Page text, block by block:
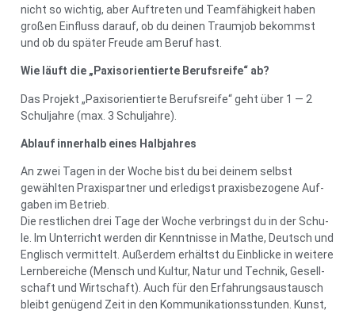
nicht so wich­tig, aber Auf­tre­ten und Team­fä­hig­keit haben
gro­ßen Ein­fluss dar­auf, ob du dei­nen Traum­job bekommst
und ob du spä­ter Freu­de am Beruf hast.
Wie läuft die „Paxis­ori­en­tier­te Berufs­rei­fe“ ab?
Das Pro­jekt „Paxis­ori­en­tier­te Berufs­rei­fe“ geht über 1 — 2
Schul­jah­re (max. 3 Schul­jah­re).
Ablauf inner­halb eines Halb­jah­res
An zwei Tagen in der Woche bist du bei dei­nem selbst
gewähl­ten Pra­xis­part­ner und erle­digst pra­xis­be­zo­ge­ne Auf­
ga­ben im Betrieb.
Die rest­li­chen drei Tage der Woche ver­bringst du in der Schu­
le. Im Unter­richt wer­den dir Kennt­nis­se in Mathe, Deutsch und
Eng­lisch ver­mit­telt. Außer­dem erhältst du Ein­bli­cke in wei­te­re
Lern­be­rei­che (Mensch und Kul­tur, Natur und Tech­nik, Gesell­
schaft und Wirt­schaft). Auch für den Erfah­rungs­aus­tausch
bleibt genü­gend Zeit in den Kom­mu­ni­ka­ti­ons­stun­den. Kunst,